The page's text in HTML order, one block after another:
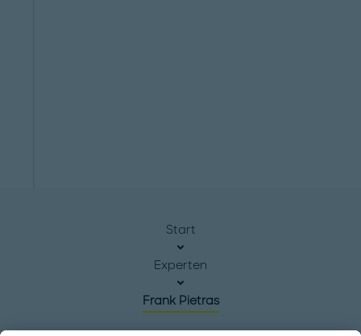
Start
Experten
Frank Pietras